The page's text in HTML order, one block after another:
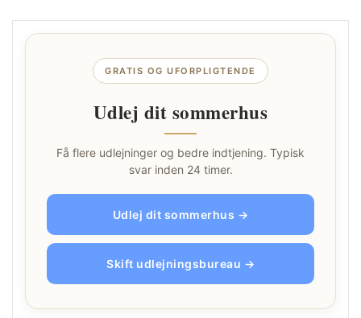
GRATIS OG UFORPLIGTENDE
Udlej dit sommerhus
Få flere udlejninger og bedre indtjening. Typisk
svar inden 24 timer.
Udlej dit sommerhus →
Skift udlejningsbureau →